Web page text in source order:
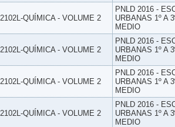
QUÍMICA - VOLUME 2
PNLD 2016 -
URBANAS 1º A
MEDIO
QUÍMICA - VOLUME 2
PNLD 2016 -
URBANAS 1º A
MEDIO
QUÍMICA - VOLUME 2
PNLD 2016 -
URBANAS 1º A
MEDIO
QUÍMICA - VOLUME 2
PNLD 2016 -
URBANAS 1º A
MEDIO